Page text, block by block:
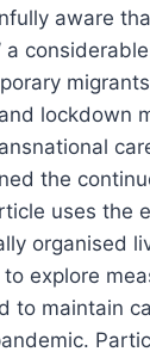
aware
a
lockdown
the
uses the
organised
explore
to maintain